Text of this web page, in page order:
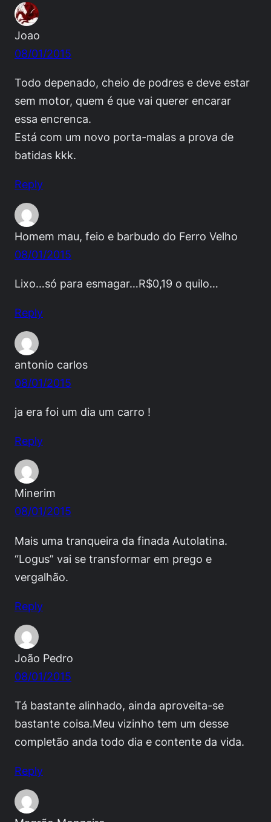
Joao
08/01/2015
Todo depenado, cheio de podres e deve estar
sem motor, quem é que vai querer encarar
essa encrenca.
Está com um novo porta-malas a prova de
batidas kkk.
Reply
Homem mau, feio e barbudo do Ferro Velho
08/01/2015
Lixo…só para esmagar…R$0,19 o quilo…
Reply
antonio carlos
08/01/2015
ja era foi um dia um carro !
Reply
Minerim
08/01/2015
Mais uma tranqueira da finada Autolatina.
“Logus” vai se transformar em prego e
vergalhão.
Reply
João Pedro
08/01/2015
Tá bastante alinhado, ainda aproveita-se
bastante coisa.Meu vizinho tem um desse
completão anda todo dia e contente da vida.
Reply